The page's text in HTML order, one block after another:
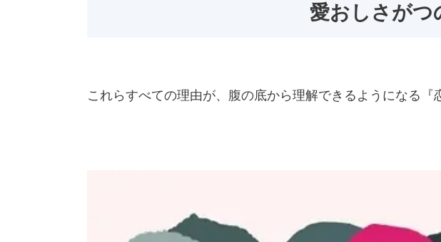
愛おしさがつ
これらすべての理由が、腹の底から理解できるようになる『